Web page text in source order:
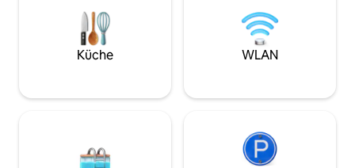
und den Sonnenuntergang am Abend in
die Andamanensee. ✅ * * Privater
Urlaubsraum * *: 200 ㎡ große Duplex-
Wohnung, modernes Design,
Pool ✅ * * 10 Sekunden außerhalb der
Bucht, und die private Terrasse ist mit
Infinity-Liegestühlen ausgestattet #
4,8 (über 6.000
Siam Thai Fusion
2.000 Bewertungen) Direkt
Küche WLAN